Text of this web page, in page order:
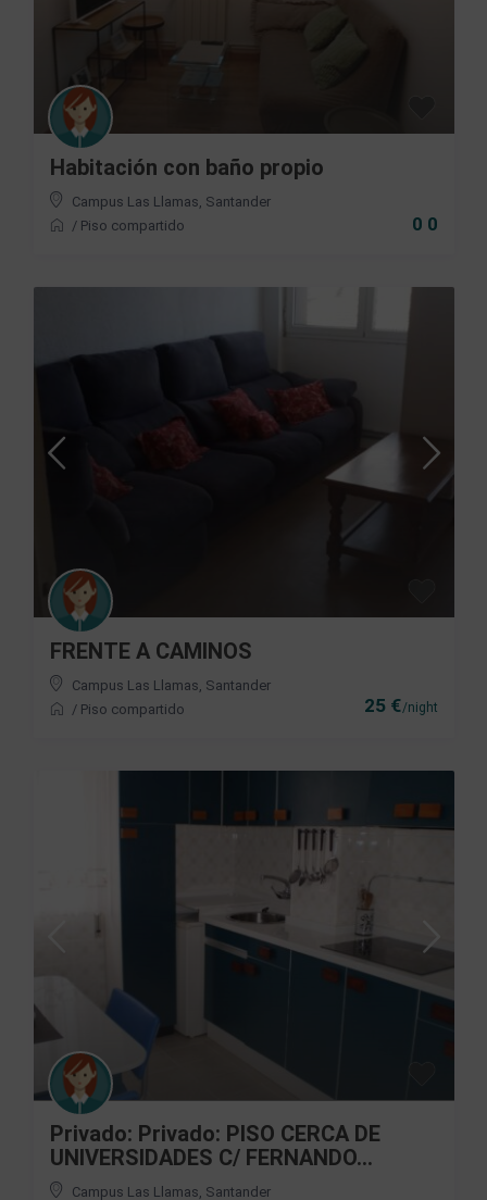
0 0
Habitación con baño propio
Campus Las Llamas Santander
/ Piso compartido
25 €/night
FRENTE A CAMINOS
Campus Las Llamas Santander
/ Piso compartido
Privado: Privado: PISO CERCA DE
UNIVERSIDADES C/ FERNANDO...
Campus Las Llamas, Santander